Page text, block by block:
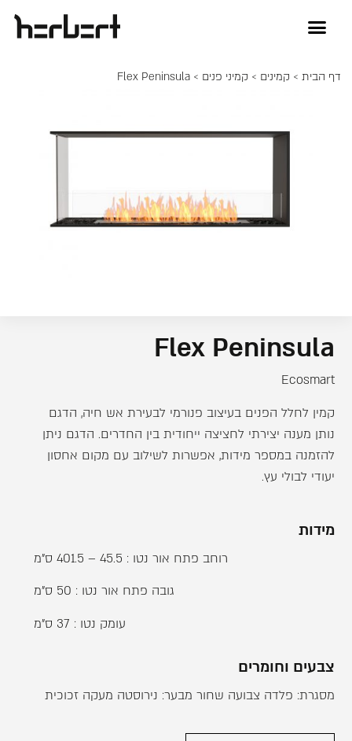
דף הבית > קמינים > קמיני פנים > Flex Peninsula
Flex Peninsula
Ecosmart
קמין לחלל הפנים בעיצוב פנורמי לבעירת אש חיה, הדגם
נותן מענה יצירתי לחציצה ייחודית בין החדרים. הדגם ניתן
להזמנה במספר מידות, אפשרות לשילוב עם מקום אחסון
יעודי לבולי עץ.
מידות
רוחב פתח אור נטו : 45.5 – 401.5 ס"מ
גובה פתח אור נטו : 50 ס"מ
עומק נטו : 37 ס"מ
צבעים וחומרים
מסגרת: פלדה צבועה שחור מבער: נירוסטה מעקה זכוכית